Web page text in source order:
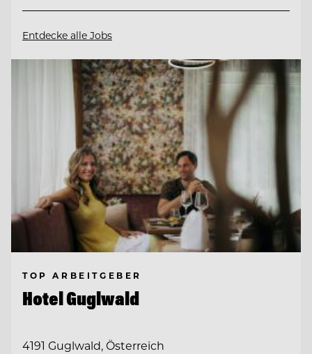
Entdecke alle Jobs
TOP ARBEITGEBER
Hotel Guglwald
4191 Guglwald, Österreich